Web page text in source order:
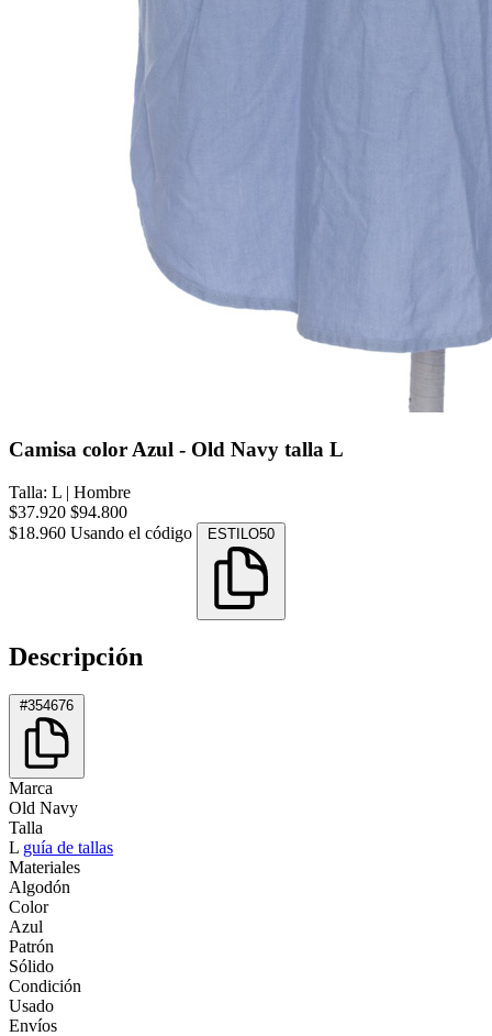
Camisa color Azul - Old Navy talla L
Talla: L | Hombre
$37.920 $94.800
$18.960 Usando el código ESTILO50
Descripción
#354676
Marca
Old Navy
Talla
L guía de tallas
Materiales
Algodón
Color
Azul
Patrón
Sólido
Condición
Usado
Envíos